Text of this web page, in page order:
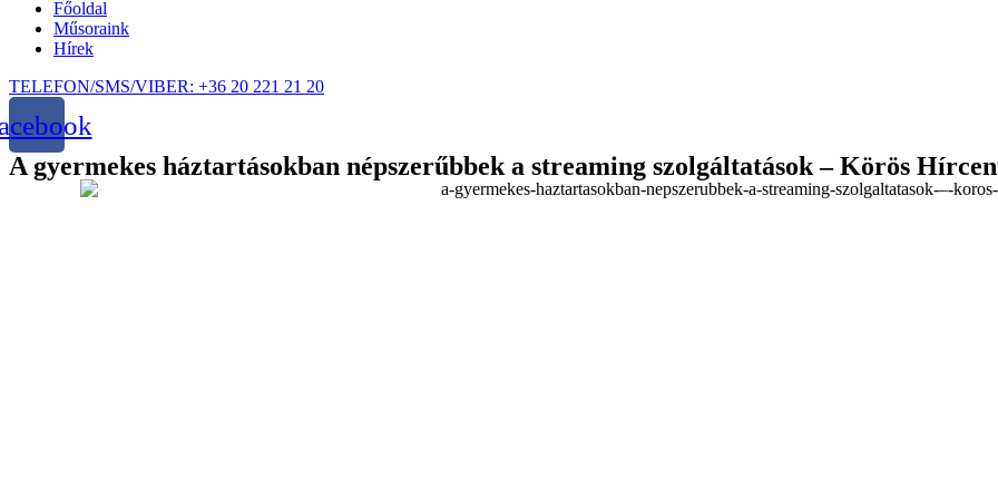
Főoldal
Műsoraink
Hírek
TELEFON/SMS/VIBER: +36 20 221 21 20
A gyermekes háztartásokban népszerűbbek a streaming szolgáltatások – Körös